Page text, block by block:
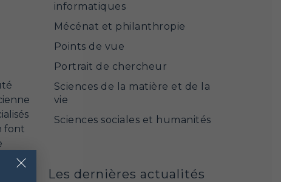
font
informatiques
Mécénat et philanthropie
Points de vue
Portrait de chercheur
Sciences de la matière et de la
vie
Sciences sociales et humanités
Les dernières actualités
×